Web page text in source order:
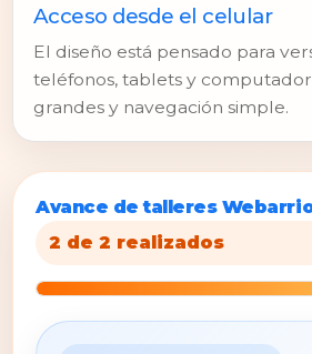
Acceso desde el celular
El diseño está pensado para
teléfonos, tablets y
grandes y navegación simple.
Avance de talleres
2 de 2 realizados